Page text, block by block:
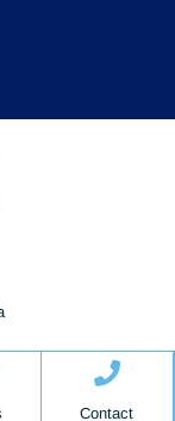
Contact